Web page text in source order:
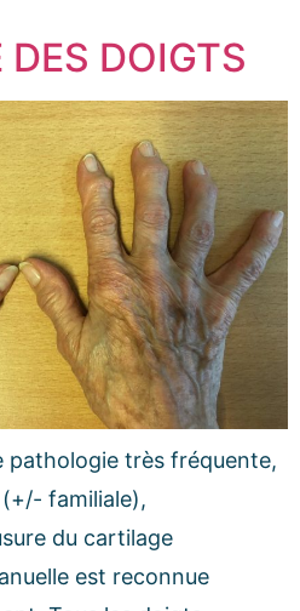
DES DOIGTS
pathologie très fréquente,
(+/- familiale),
du cartilage
est reconnue